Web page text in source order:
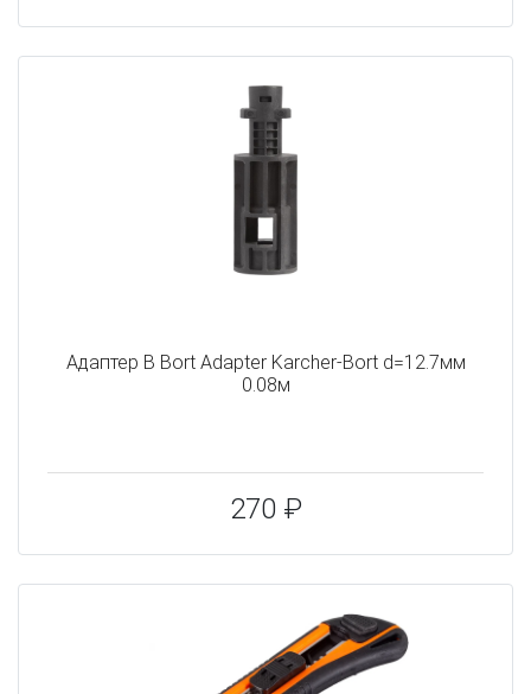
Адаптер B Bort Adapter Karcher-Bort d=12.7мм
0.08м
270 ₽